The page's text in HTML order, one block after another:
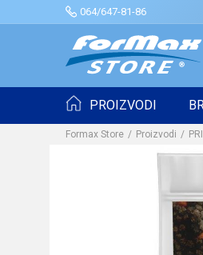
064/647-81-86
PROIZVODI
Formax Store Proizvodi